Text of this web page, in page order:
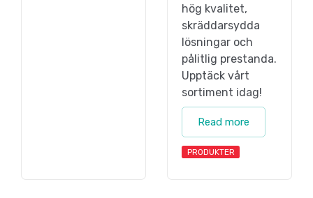
hög kvalitet,
skräddarsydda
lösningar och
pålitlig prestanda.
Upptäck vårt
sortiment idag!
Read more
PRODUKTER